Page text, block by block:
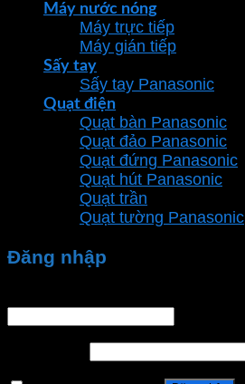
Máy nước nóng
Máy trực tiếp
Máy gián tiếp
Sấy tay
Sấy tay Panasonic
Quạt điện
Quạt bàn Panasonic
Quạt đảo Panasonic
Quạt đứng Panasonic
Quạt hút Panasonic
Quạt trần
Quạt tường Panasonic
Đăng nhập